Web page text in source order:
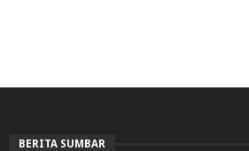
BERITA SUMBAR